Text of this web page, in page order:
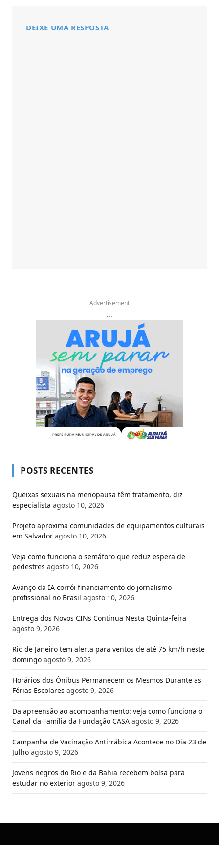
DEIXE UMA RESPOSTA
Advertisement
...
POSTS RECENTES
Queixas sexuais na menopausa têm tratamento, diz
especialista agosto 10, 2026
Projeto aproxima comunidades de equipamentos culturais
em Salvador agosto 10, 2026
Veja como funciona o semáforo que reduz espera de
pedestres agosto 10, 2026
Avanço da IA corrói financiamento do jornalismo
profissional no Brasil agosto 10, 2026
Entrega dos Novos CINs Continua Nesta Quinta-feira
agosto 9, 2026
Rio de Janeiro tem alerta para ventos de até 75 km/h neste
domingo agosto 9, 2026
Horários dos Ônibus Permanecem os Mesmos Durante as
Férias Escolares agosto 9, 2026
Da apreensão ao acompanhamento: veja como funciona o
Canal da Família da Fundação CASA agosto 9, 2026
Campanha de Vacinação Antirrábica Acontece no Dia 23 de
Julho agosto 9, 2026
Jovens negros do Rio e da Bahia recebem bolsa para
estudar no exterior agosto 9, 2026